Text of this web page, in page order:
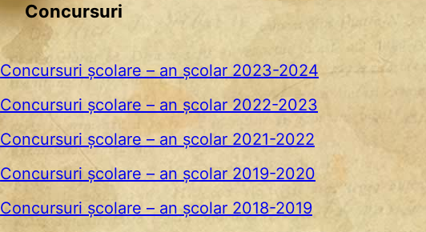
EXAMENE
Evaluare Naţionala
Admitere liceu
Admitere în clasa a V-a
DOCUMENTE
Regulamente și proceduri
Concursuri
Concursuri şcolare – an şcolar 2023-2024
Concursuri şcolare – an şcolar 2022-2023
Concursuri şcolare – an şcolar 2021-2022
Concursuri şcolare – an şcolar 2019-2020
Concursuri şcolare – an şcolar 2018-2019